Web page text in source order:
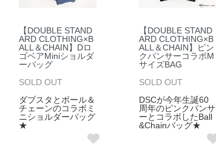
【DOUBLE STAND
ARD CLOTHING×B
ALL＆CHAIN】Dロ
ゴベアMiniショルダ
ーバッグ
SOLD OUT
ダブスタとボール＆
チェーンのコラボミ
ニショルダーバッグ
★
【DOUBLE STAND
ARD CLOTHING×B
ALL＆CHAIN】ピン
クパンサーコラボM
サイズBAG
SOLD OUT
DSCが今年生誕60
周年のピンクパンサ
ーとコラボしたBall
&Chainバッグ★